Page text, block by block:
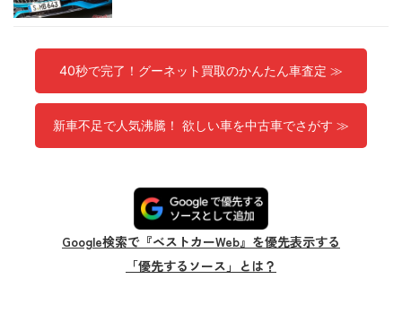
40秒で完了！グーネット買取のかんたん車査定 ≫
新車不足で人気沸騰！ 欲しい車を中古車でさがす ≫
Google検索で『ベストカーWeb』を優先表示する
「優先するソース」とは？